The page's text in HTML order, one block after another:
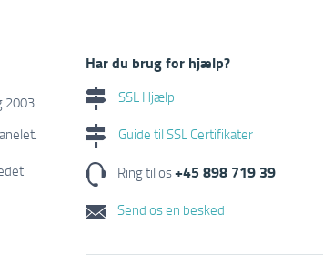
Har du brug for hjælp?
SSL Hjælp
Guide til SSL Certifikater
Ring til os+45 898 719 39
Send os en besked